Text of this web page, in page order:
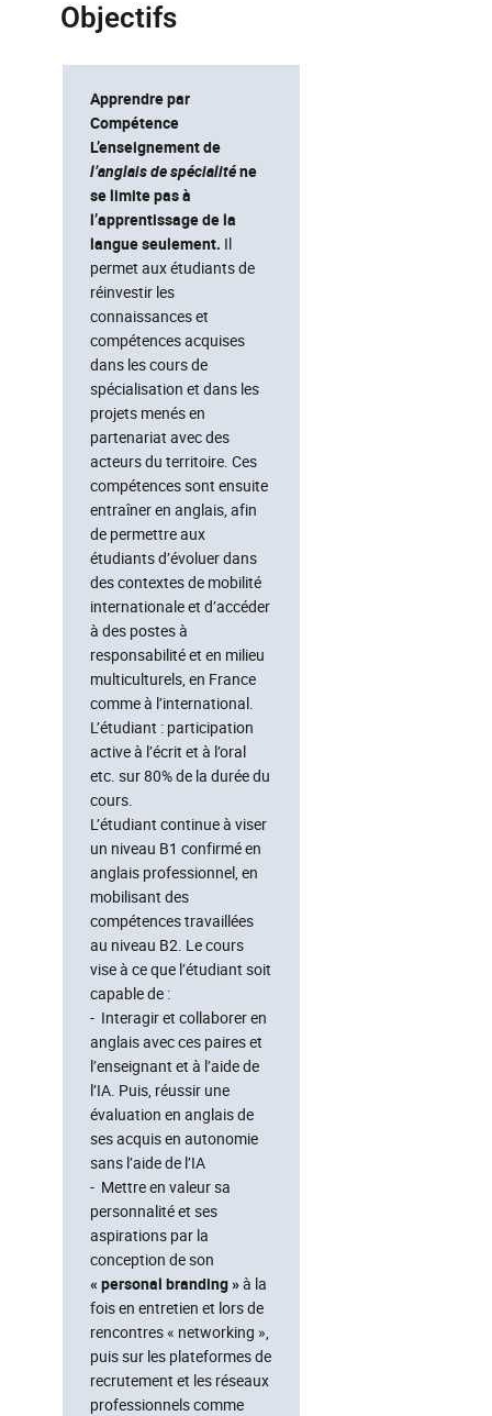
Objectifs
Apprendre par
Compétence
L’enseignement de
l’anglais de spécialiténe
se limite pas à
l’apprentissage de la
langue seulement. Il
permet aux étudiants de
réinvestir les
connaissances et
compétences acquises
dans les cours de
spécialisation et dans les
projets menés en
partenariat avec des
acteurs du territoire. Ces
compétences sont ensuite
entraîner en anglais, afin
de permettre aux
étudiants d’évoluer dans
des contextes de mobilité
internationale et d’accéder
à des postes à
responsabilité et en milieu
multiculturels, en France
comme à l’international.
L’étudiant : participation
active à l’écrit et à l’oral
etc. sur 80% de la durée du
cours.
L’étudiant continue à viser
un niveau B1 confirmé en
anglais professionnel, en
mobilisant des
compétences travaillées
au niveau B2. Le cours
vise à ce que l’étudiant soit
capable de :
- Interagir et collaborer en
anglais avec ces paires et
l’enseignant et à l’aide de
l’IA. Puis, réussir une
évaluation en anglais de
ses acquis en autonomie
sans l’aide de l’IA
- Mettre en valeur sa
personnalité et ses
aspirations par la
conception de son
« personal branding »à la
fois en entretien et lors de
rencontres « networking »,
puis sur les plateformes de
recrutement et les réseaux
professionnels comme